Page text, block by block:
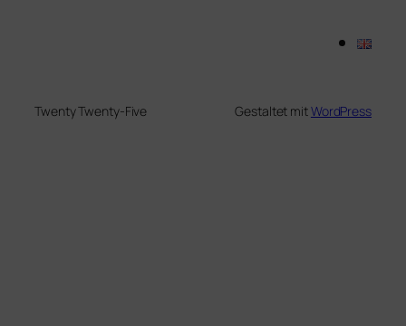
Twenty Twenty-Five Gestaltet mitWordPress